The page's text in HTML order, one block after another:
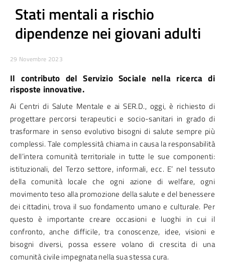
Stati mentali a rischio
dipendenze nei giovani adulti
29 Novembre 2023
Il contributo del Servizio Sociale nella ricerca di
risposte innovative.
Ai Centri di Salute Mentale e ai SER.D., oggi, è richiesto di
progettare percorsi terapeutici e socio-sanitari in grado di
trasformare in senso evolutivo bisogni di salute sempre più
complessi. Tale complessità chiama in causa la responsabilità
dell’intera comunità territoriale in tutte le sue componenti:
istituzionali, del Terzo settore, informali, ecc. E’ nel tessuto
della comunità locale che ogni azione di welfare, ogni
movimento teso alla promozione della salute e del benessere
dei cittadini, trova il suo fondamento umano e culturale. Per
questo è importante creare occasioni e luoghi in cui il
confronto, anche difficile, tra conoscenze, idee, visioni e
bisogni diversi, possa essere volano di crescita di una
comunità civile impegnata nella sua stessa cura.